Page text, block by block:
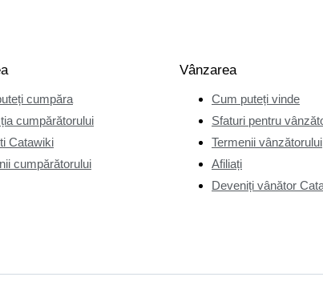
cumpăra
cumpărătorului
Catawiki
cumpărătorului
Vânzarea
Cum puteți vinde
Sfaturi pentru
Termenii vânzătorului
Afiliați
Deveniți vânător